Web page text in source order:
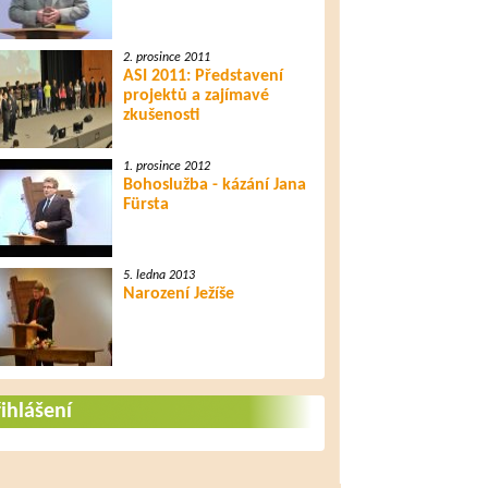
2. prosince 2011
ASI 2011: Představení
projektů a zajímavé
zkušenosti
1. prosince 2012
Bohoslužba - kázání Jana
Fürsta
5. ledna 2013
Narození Ježíše